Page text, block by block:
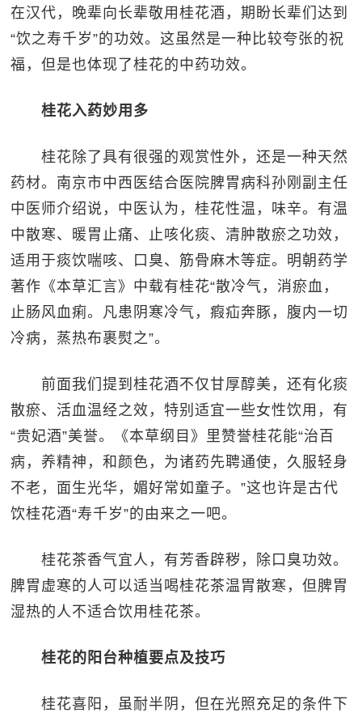
在汉代，晚辈向长辈敬用桂花酒，期盼长辈们达到
“饮之寿千岁”的功效。这虽然是一种比较夸张的祝
福，但是也体现了桂花的中药功效。
桂花入药妙用多
桂花除了具有很强的观赏性外，还是一种天然
药材。南京市中西医结合医院脾胃病科孙刚副主任
中医师介绍说，中医认为，桂花性温，味辛。有温
中散寒、暖胃止痛、止咳化痰、清肿散瘀之功效，
适用于痰饮喘咳、口臭、筋骨麻木等症。明朝药学
著作《本草汇言》中载有桂花“散冷气，消瘀血，
止肠风血痢。凡患阴寒冷气，瘕疝奔豚，腹内一切
冷病，蒸热布裹熨之”。
前面我们提到桂花酒不仅甘厚醇美，还有化痰
散瘀、活血温经之效，特别适宜一些女性饮用，有
“贵妃酒”美誉。《本草纲目》里赞誉桂花能“治百
病，养精神，和颜色，为诸药先聘通使，久服轻身
不老，面生光华，媚好常如童子。”这也许是古代
饮桂花酒“寿千岁”的由来之一吧。
桂花茶香气宜人，有芳香辟秽，除口臭功效。
脾胃虚寒的人可以适当喝桂花茶温胃散寒，但脾胃
湿热的人不适合饮用桂花茶。
桂花的阳台种植要点及技巧
桂花喜阳，虽耐半阴，但在光照充足的条件下